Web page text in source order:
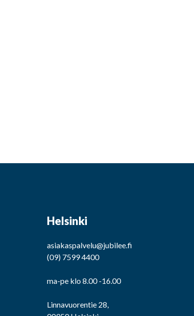
Helsinki
asiakaspalvelu@jubilee.fi
(09) 7599 4400
ma-pe klo 8.00 -16.00
Linnavuorentie 28,